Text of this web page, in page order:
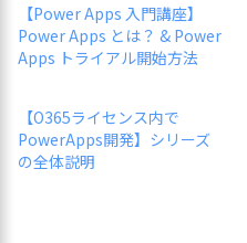
【Power Apps 入門講座】
Power Apps とは？ & Power
Apps トライアル開始方法
【O365ライセンス内で
PowerApps開発】シリーズ
の全体説明